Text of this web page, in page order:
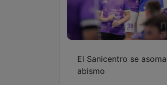
El Sanicentro se
abismo